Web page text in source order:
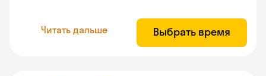
Читать дальше Выбрать время